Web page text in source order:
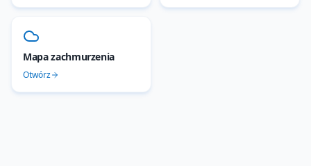
Mapa zachmurzenia
Otwórz